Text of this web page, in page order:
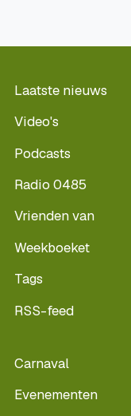
Laatste nieuws
Video's
Podcasts
Radio 0485
Vrienden van
Weekboeket
Tags
RSS-feed
Carnaval
Evenementen